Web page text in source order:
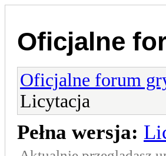
Oficjalne
Oficjalne forum
Licytacja
Pełna wersja: